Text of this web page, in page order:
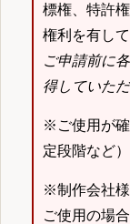
標権、特許
権利を有し
ご申請前に
得していた
※ご使用が
定段階など
※制作会社
ご使用の場合